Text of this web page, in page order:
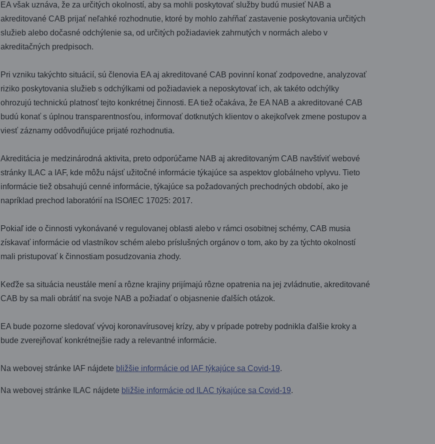
EA však uznáva, že za určitých okolností, aby sa mohli poskytovať služby budú musieť NAB a
akreditované CAB prijať neľahké rozhodnutie, ktoré by mohlo zahŕňať zastavenie poskytovania určitých
služieb alebo dočasné odchýlenie sa, od určitých požiadaviek zahrnutých v normách alebo v
akreditačných predpisoch.
Pri vzniku takýchto situácií, sú členovia EA aj akreditované CAB povinní konať zodpovedne, analyzovať
riziko poskytovania služieb s odchýlkami od požiadaviek a neposkytovať ich, ak takéto odchýlky
ohrozujú technickú platnosť tejto konkrétnej činnosti. EA tiež očakáva, že EA NAB a akreditované CAB
budú konať s úplnou transparentnosťou, informovať dotknutých klientov o akejkoľvek zmene postupov a
viesť záznamy odôvodňujúce prijaté rozhodnutia.
Akreditácia je medzinárodná aktivita, preto odporúčame NAB aj akreditovaným CAB navštíviť webové
stránky ILAC a IAF, kde môžu nájsť užitočné informácie týkajúce sa aspektov globálneho vplyvu. Tieto
informácie tiež obsahujú cenné informácie, týkajúce sa požadovaných prechodných období, ako je
napríklad prechod laboratórií na ISO/IEC 17025: 2017.
Pokiaľ ide o činnosti vykonávané v regulovanej oblasti alebo v rámci osobitnej schémy, CAB musia
získavať informácie od vlastníkov schém alebo príslušných orgánov o tom, ako by za týchto okolností
mali pristupovať k činnostiam posudzovania zhody.
Keďže sa situácia neustále mení a rôzne krajiny prijímajú rôzne opatrenia na jej zvládnutie, akreditované
CAB by sa mali obrátiť na svoje NAB a požiadať o objasnenie ďalších otázok.
EA bude pozorne sledovať vývoj koronavírusovej krízy, aby v prípade potreby podnikla ďalšie kroky a
bude zverejňovať konkrétnejšie rady a relevantné informácie.
Na webovej stránke IAF nájdete bližšie informácie od IAF týkajúce sa Covid-19.
Na webovej stránke ILAC nájdete bližšie informácie od ILAC týkajúce sa Covid-19.